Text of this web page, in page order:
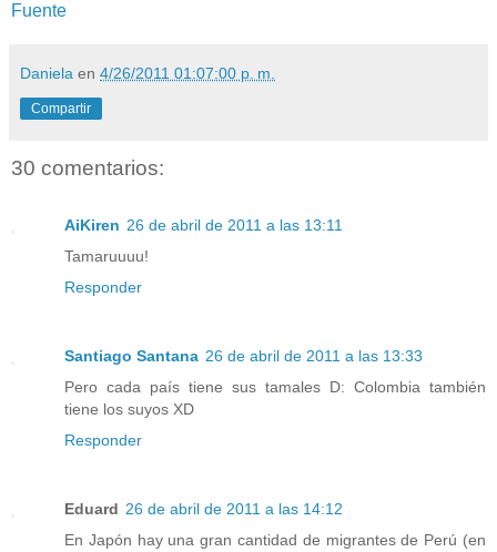
Fuente
Daniela en 4/26/2011 01:07:00 p. m.
Compartir
30 comentarios:
AiKiren 26 de abril de 2011 a las 13:11
Tamaruuuu!
Responder
Santiago Santana 26 de abril de 2011 a las 13:33
Pero cada país tiene sus tamales D: Colombia también
tiene los suyos XD
Responder
Eduard 26 de abril de 2011 a las 14:12
En Japón hay una gran cantidad de migrantes de Perú (en